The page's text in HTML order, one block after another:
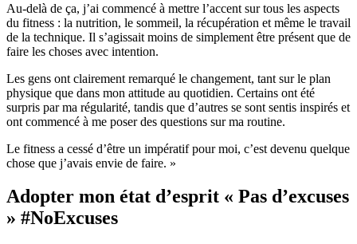
Au-delà de ça, j’ai commencé à mettre l’accent sur tous les aspects
du fitness : la nutrition, le sommeil, la récupération et même le travail
de la technique. Il s’agissait moins de simplement être présent que de
faire les choses avec intention.
Les gens ont clairement remarqué le changement, tant sur le plan
physique que dans mon attitude au quotidien. Certains ont été
surpris par ma régularité, tandis que d’autres se sont sentis inspirés et
ont commencé à me poser des questions sur ma routine.
Le fitness a cessé d’être un impératif pour moi, c’est devenu quelque
chose que j’avais envie de faire. »
Adopter mon état d’esprit « Pas d’excuses
» #NoExcuses